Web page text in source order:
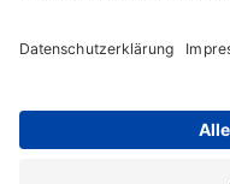
Kontakt Sitemap